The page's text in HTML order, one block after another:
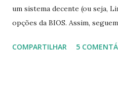
um sistema decente (ou seja,
opções da BIOS. Assim,
Na inicialização aperte F2 para
COMPARTILHAR 5